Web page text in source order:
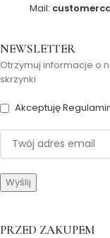
Mail:
NEWSLETTER
Otrzymuj informacje o
skrzynki
Akceptuję
PRZED ZAKUPEM